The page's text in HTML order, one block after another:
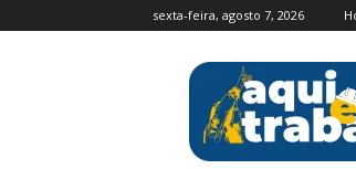
sexta-feira, agosto 7, 2026